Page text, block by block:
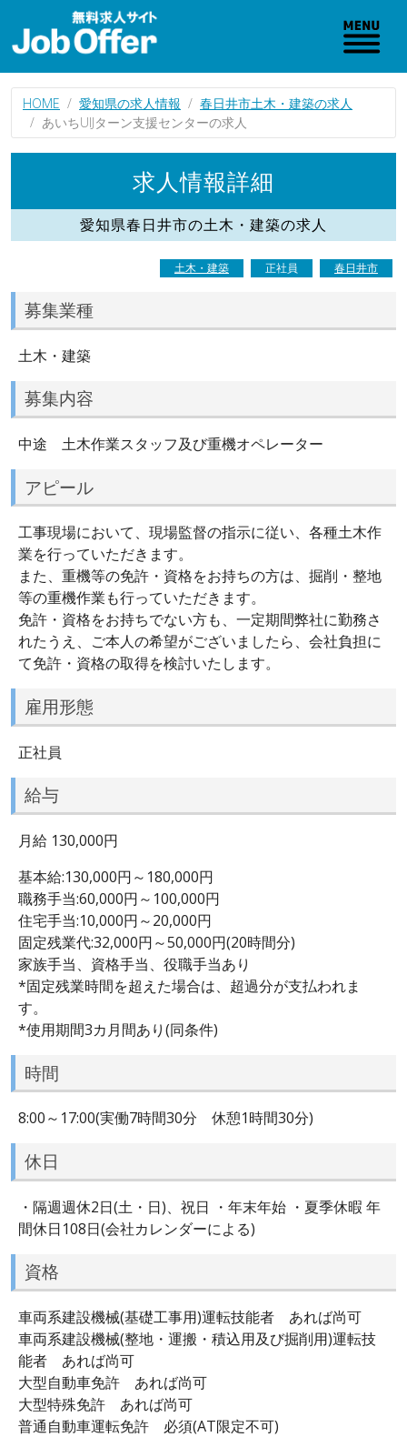
HOME 愛知県の求人情報
春日井市土木・建築の求人
あいちUIJターン支援センターの求人
求人情報詳細
愛知県春日井市の土木・建築の求人
土木・建築 正社員 春日井市
募集業種
土木・建築
募集内容
中途 土木作業スタッフ及び重機オペレーター
アピール
工事現場において、現場監督の指示に従い、各種土木作
業を行っていただきます。
また、重機等の免許・資格をお持ちの方は、掘削・整地
等の重機作業も行っていただきます。
免許・資格をお持ちでない方も、一定期間弊社に勤務さ
れたうえ、ご本人の希望がございましたら、会社負担に
て免許・資格の取得を検討いたします。
雇用形態
正社員
給与
月給 130,000円
基本給:130,000円～180,000円
職務手当:60,000円～100,000円
住宅手当:10,000円～20,000円
固定残業代:32,000円～50,000円(20時間分)
家族手当、資格手当、役職手当あり
*固定残業時間を超えた場合は、超過分が支払われま
す。
*使用期間3カ月間あり(同条件)
時間
8:00～17:00(実働7時間30分 休憩1時間30分)
休日
・隔週週休2日(土・日)、祝日 ・年末年始 ・夏季休暇 年
間休日108日(会社カレンダーによる)
資格
車両系建設機械(基礎工事用)運転技能者 あれば尚可
車両系建設機械(整地・運搬・積込用及び掘削用)運転技
能者 あれば尚可
大型自動車免許 あれば尚可
大型特殊免許 あれば尚可
普通自動車運転免許 必須(AT限定不可)